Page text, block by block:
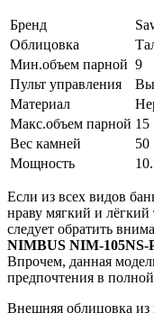
Бренд
Облицовка
Мин.объем парной 9
Пульт управления
Материал
Макс.объем парной 15
Вес камней
50
Мощность
Если из всех видов
нраву мягкий и
следует обратить
NIMBUS NIM-105NS-
Впрочем, данная
предпочтения в
Внешняя облицовка из